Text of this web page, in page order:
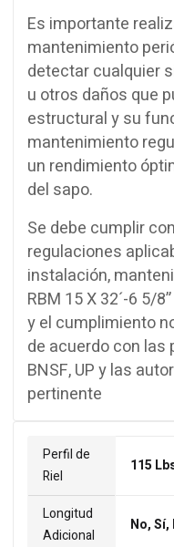
Es importante
mantenimiento
detectar cualquier
u otros daños que
estructural y su
mantenimiento
un rendimiento
del sapo.
Se debe cumplir
regulaciones
instalación,
RBM 15 X 32´-6 5/
y el cumplimiento
de acuerdo con
BNSF, UP y las
pertinente
Perfil de
Riel
115
Longitud
Adicional
No, Sí,